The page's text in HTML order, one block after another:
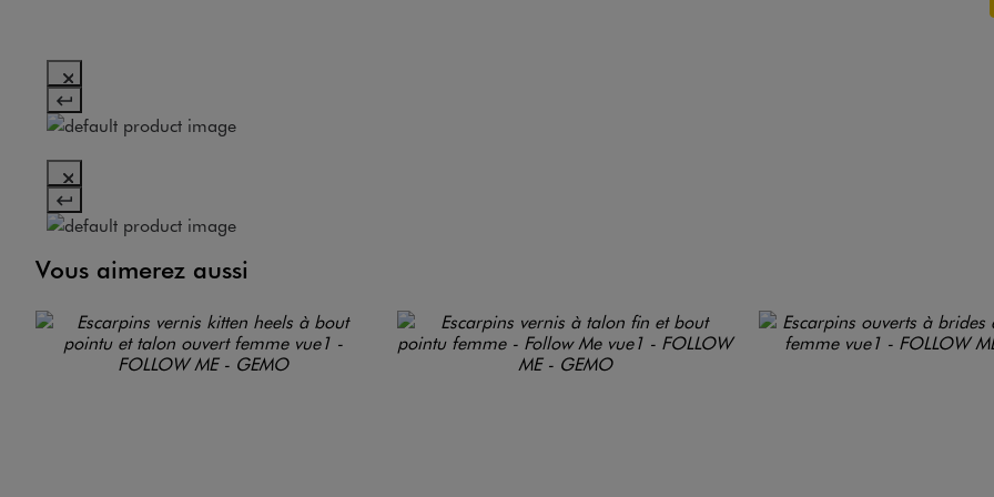
Vous aimerez aussi